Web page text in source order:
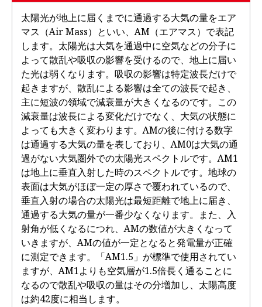
太陽光が地上に届くまでに通過する大気の量をエア
マス（Air Mass）といい、AM（エアマス）で表記
します。太陽光は大気を通過中に空気などの分子に
よって散乱や吸収の影響を受けるので、地上に届い
た光は弱くなります。吸収の影響は特定波長だけで
起きますが、散乱による影響は全ての波長で起き、
主に短波の領域で減衰量が大きくなるのです。この
減衰量は波長による変化だけでなく、大気の状態に
よっても大きく変わります。AMの後に付ける数字
は通過する大気の量を表しており、AM0は大気の通
過がない大気圏外での太陽光スペクトルです。AM1
は地上に垂直入射した時のスペクトルです。地球の
表面は大気がほぼ一定の厚さで覆われているので、
垂直入射の場合の太陽光は最短距離で地上に届き、
通過する大気の量が一番少なくなります。また、入
射角が低くなるにつれ、AMの数値が大きくなって
いきますが、AMの値が一定となると発電量が正確
に測定できます。「AM1.5」が標準で使用されてい
ますが、AM1よりも空気層が1.5倍長く通ることに
なるので散乱や吸収の量はその分増加し、太陽高度
は約42度に相当します。